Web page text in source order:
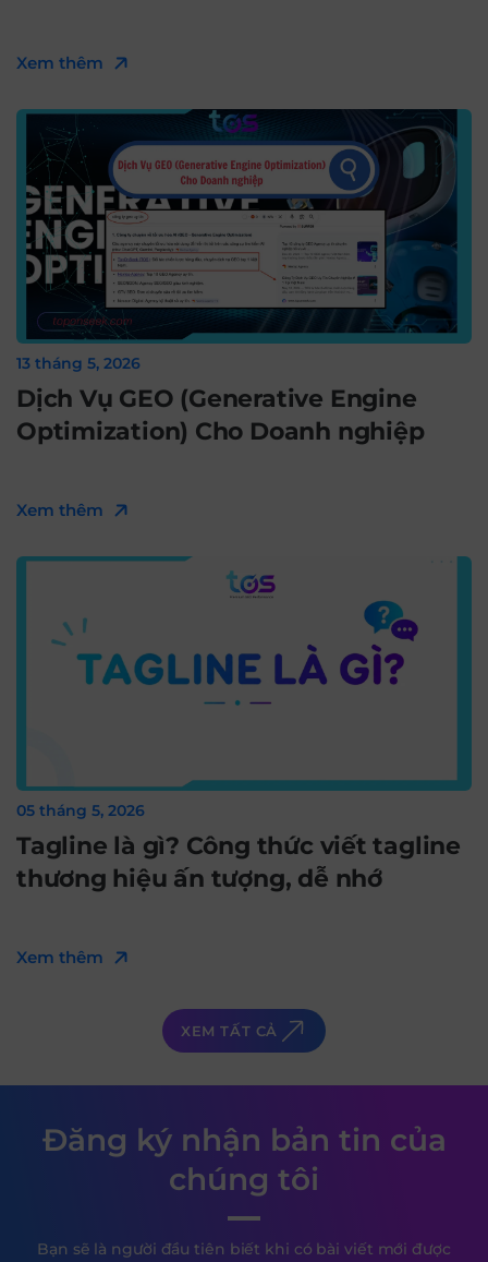
Xem thêm
13 tháng 5, 2026
Dịch Vụ GEO (Generative Engine
Optimization) Cho Doanh nghiệp
Xem thêm
05 tháng 5, 2026
Tagline là gì? Công thức viết tagline
thương hiệu ấn tượng, dễ nhớ
Xem thêm
XEM TẤT CẢ
Đăng ký nhận bản tin của
chúng tôi
Bạn sẽ là người đầu tiên biết khi có bài viết mới được